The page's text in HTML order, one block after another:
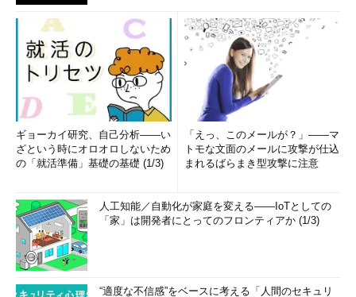
ギョーカイ研究、自己分析――い
ざという時にオロオロしないため
の「就活準備」基礎の基礎 (1/3)
「えっ、このメールが？」――マ
トモな文面のメールに攻撃が仕込
まれるばらまき型攻撃に注意
人工知能／自動化が家庭を変える――IoTとしての
「家」は開発者にとってのフロンティアか (1/3)
“適度な不信感”をベースに考える「人間のセキュリ